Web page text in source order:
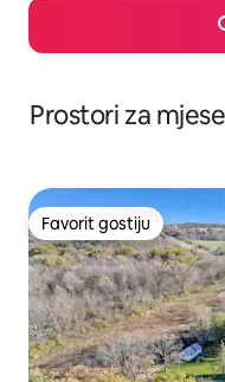
Prostori za
Favorit gostiju
Favorit gostiju